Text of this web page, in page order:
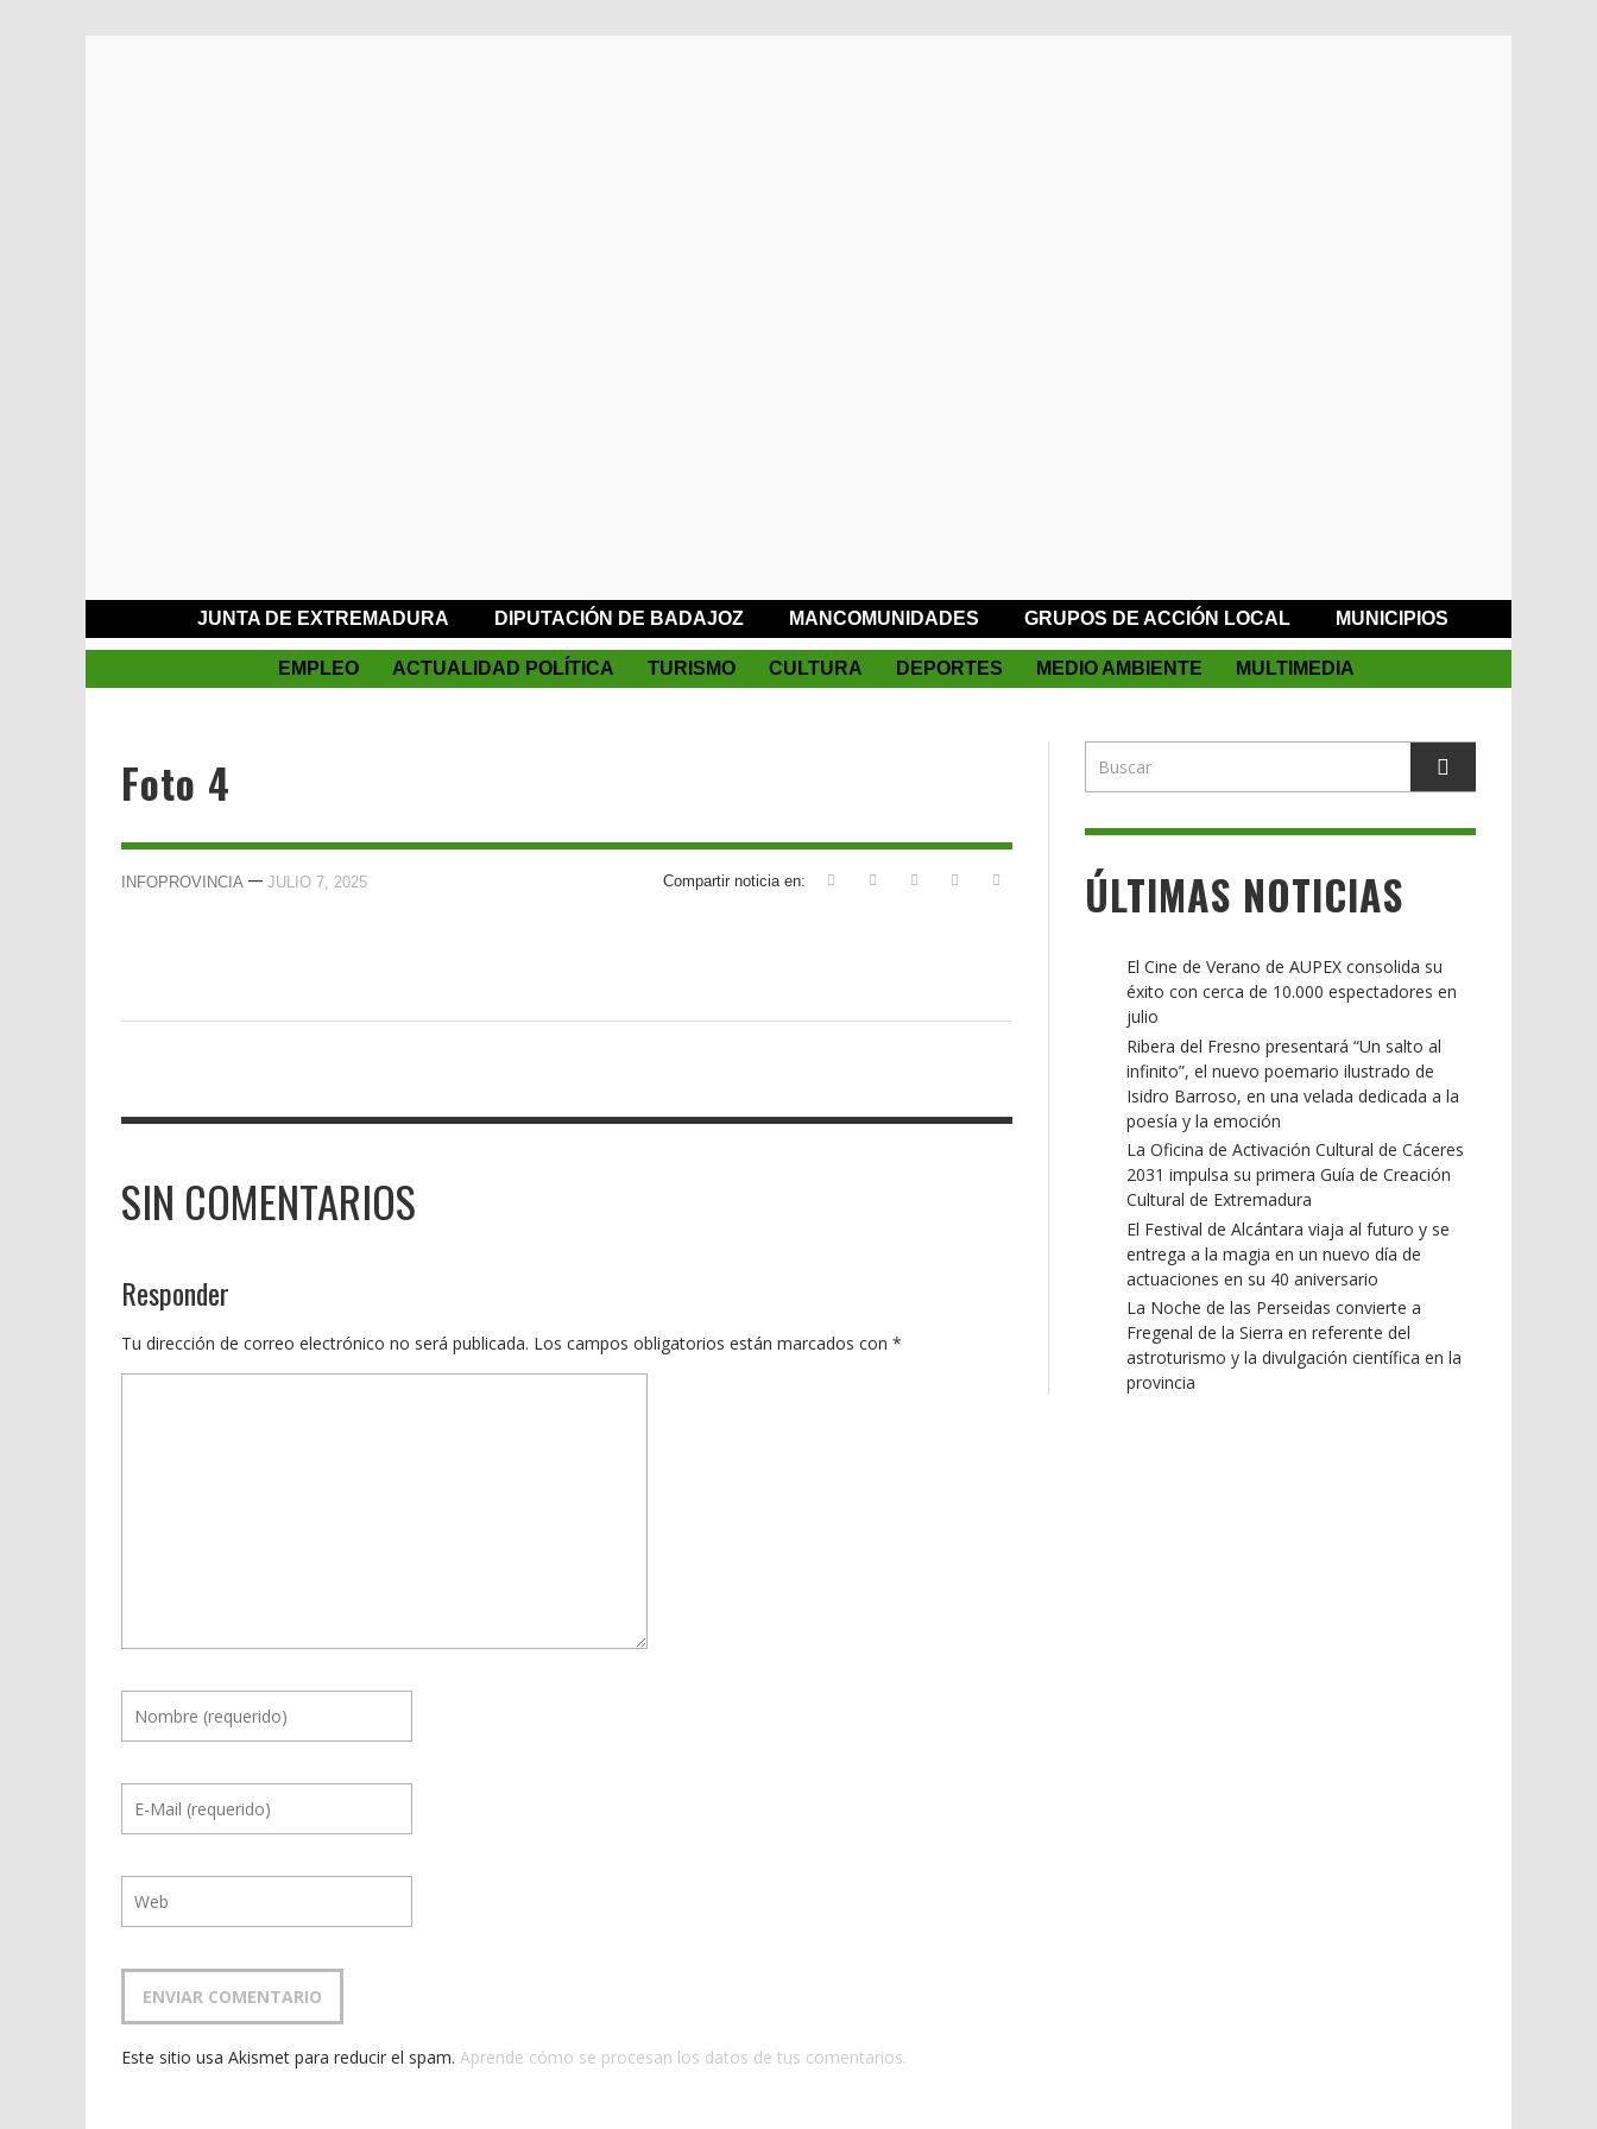
JUNTA DE EXTREMADURA DIPUTACIÓN DE BADAJOZ MANCOMUNIDADES GRUPOS DE ACCIÓN LOCAL MUNICIPIOS
EMPLEO ACTUALIDAD POLÍTICA TURISMO CULTURA DEPORTES MEDIO AMBIENTE MULTIMEDIA
Foto 4
Compartir noticia en:
INFOPROVINCIA — JULIO 7, 2025
SIN COMENTARIOS
Responder
Tu dirección de correo electrónico no será publicada. Los campos obligatorios están marcados con *
Este sitio usa Akismet para reducir el spam. Aprende cómo se procesan los datos de tus comentarios.
ÚLTIMAS NOTICIAS
El Cine de Verano de AUPEX consolida su
éxito con cerca de 10.000 espectadores en
julio
Ribera del Fresno presentará “Un salto al
infinito”, el nuevo poemario ilustrado de
Isidro Barroso, en una velada dedicada a la
poesía y la emoción
La Oficina de Activación Cultural de Cáceres
2031 impulsa su primera Guía de Creación
Cultural de Extremadura
El Festival de Alcántara viaja al futuro y se
entrega a la magia en un nuevo día de
actuaciones en su 40 aniversario
La Noche de las Perseidas convierte a
Fregenal de la Sierra en referente del
astroturismo y la divulgación científica en la
provincia